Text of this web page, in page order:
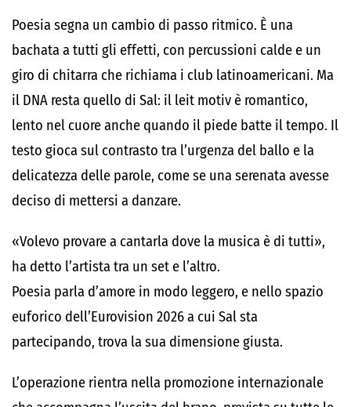
Poesia segna un cambio di passo ritmico. È una
bachata a tutti gli effetti, con percussioni calde e un
giro di chitarra che richiama i club latinoamericani. Ma
il DNA resta quello di Sal: il leit motiv è romantico,
lento nel cuore anche quando il piede batte il tempo. Il
testo gioca sul contrasto tra l’urgenza del ballo e la
delicatezza delle parole, come se una serenata avesse
deciso di mettersi a danzare.
«Volevo provare a cantarla dove la musica è di tutti»,
ha detto l’artista tra un set e l’altro.
Poesia parla d’amore in modo leggero, e nello spazio
euforico dell’Eurovision 2026 a cui Sal sta
partecipando, trova la sua dimensione giusta.
L’operazione rientra nella promozione internazionale